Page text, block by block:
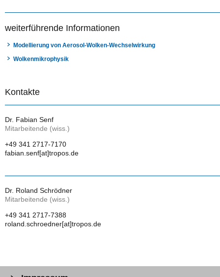
weiterführende Informationen
Modellierung von Aerosol-Wolken-Wechselwirkung
Wolkenmikrophysik
Kontakte
Dr. Fabian Senf
Mitarbeitende (wiss.)
+49 341 2717-7170
fabian.senf[at]tropos.de
Dr. Roland Schrödner
Mitarbeitende (wiss.)
+49 341 2717-7388
roland.schroedner[at]tropos.de